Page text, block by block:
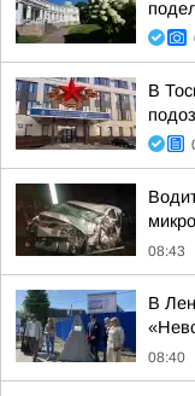
В
08:43
В
08:40